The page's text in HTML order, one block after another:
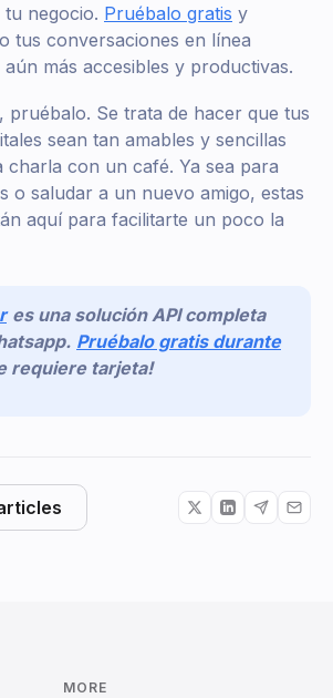
negocio. Pruébalo gratis y
tus conversaciones en línea
más accesibles y productivas.
pruébalo. Se trata de hacer que tus
sean tan amables y sencillas
charla con un café. Ya sea para
o saludar a un nuevo amigo, estas
aquí para facilitarte un poco la
es una solución API completa
Pruébalo gratis durante
requiere tarjeta!
MORE